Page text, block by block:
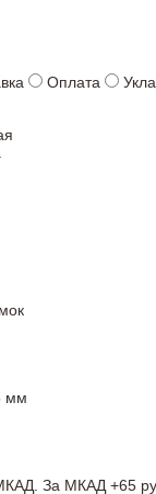
Оплата
мм
За МКАД +65